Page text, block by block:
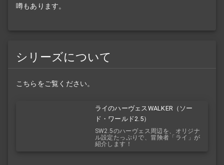
噂もあります。
シリーズについて
こちらをご覧ください。
ライのハーヴェスWALKER（ソー
ド・ワールド2.5）
SW2.5のハーヴェス周辺を、オリジナ
ル設定たっぷりで、冒険者「ライ」が
紹介します！